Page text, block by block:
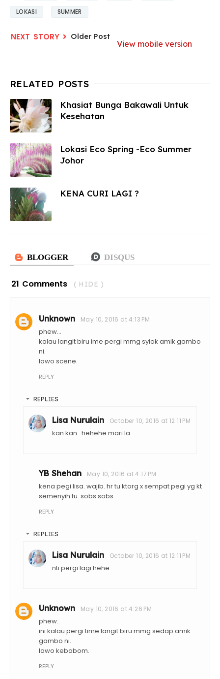
LOKASI SUMMER
Older Post
View mobile version
Khasiat Bunga Bakawali Untuk
Kesehatan
Lokasi Eco Spring -Eco Summer
Johor
KENA CURI LAGI ?
21 Comments ( HIDE )
Unknown May 10, 2016 at 4:13 PM
phew...
kalau langit biru ime pergi mmg syiok amik gambo
ni.
lawo scene.
REPLY
REPLIES
Lisa Nurulain October 10, 2016 at 12:11 PM
kan kan.. hehehe mari la
YB Shehan May 10, 2016 at 4:17 PM
kena pegi lisa. wajib. hr tu ktorg x sempat pegi yg kt
semenyih tu. sobs sobs
REPLY
REPLIES
Lisa Nurulain October 10, 2016 at 12:11 PM
nti pergi lagi hehe
Unknown May 10, 2016 at 4:26 PM
phew..
ini kalau pergi time langit biru mmg sedap amik
gambo ni.
lawo kebabom.
REPLY